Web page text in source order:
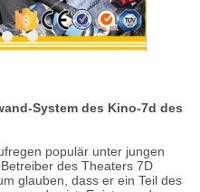
System des Kino-7d des
populär unter jungen
des Theaters 7D
glauben, dass er ein Teil des